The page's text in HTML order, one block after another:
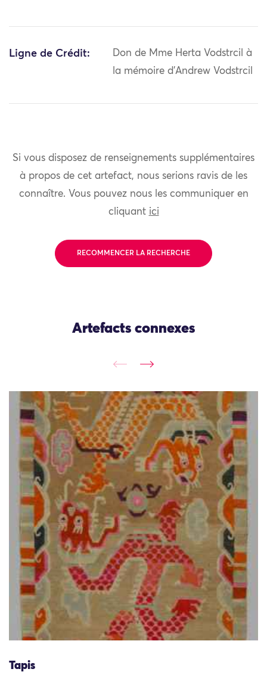
Ligne de Crédit:
Don de Mme Herta Vodstrcil à
la mémoire d'Andrew Vodstrcil
Si vous disposez de renseignements supplémentaires
à propos de cet artefact, nous serions ravis de les
connaître. Vous pouvez nous les communiquer en
cliquant ici
RECOMMENCER LA RECHERCHE
Artefacts connexes
Tapis